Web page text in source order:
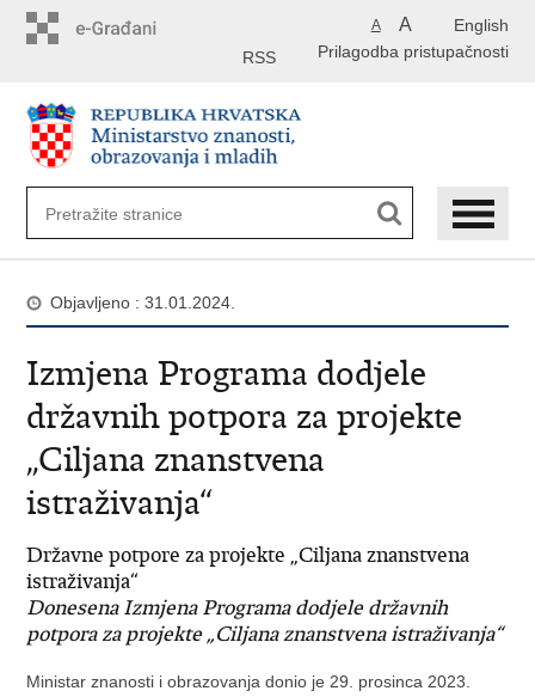
English
A A
Prilagodba pristupačnosti
RSS
Objavljeno : 31.01.2024.
Izmjena Programa dodjele
državnih potpora za projekte
„Ciljana znanstvena
istraživanja“
Državne potpore za projekte „Ciljana znanstvena
istraživanja“
Donesena Izmjena Programa dodjele državnih
potpora za projekte „Ciljana znanstvena istraživanja“
Ministar znanosti i obrazovanja donio je 29. prosinca 2023.